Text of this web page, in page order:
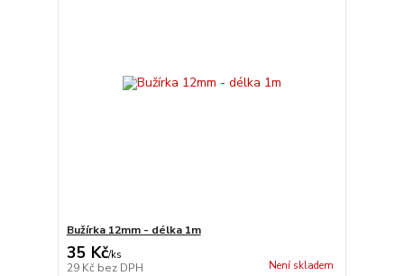
Bužírka 12mm - délka 1m
35 Kč/ks
29 Kč bez DPH Není skladem